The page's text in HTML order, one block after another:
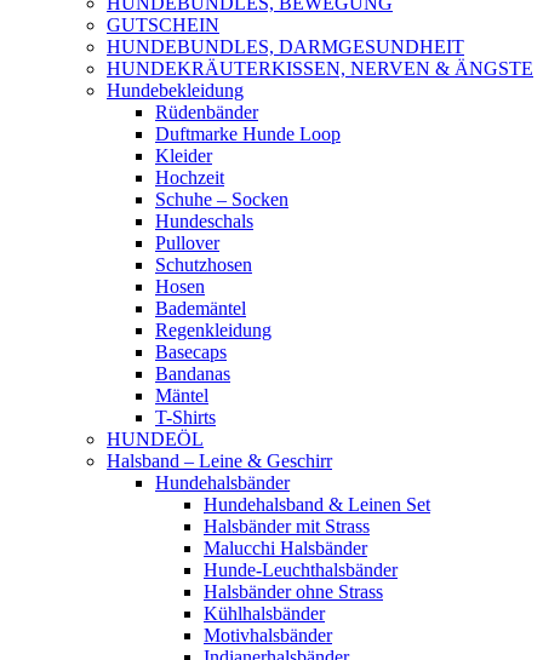
GUTSCHEIN
HUNDEBUNDLES, DARMGESUNDHEIT
HUNDEKRÄUTERKISSEN, NERVEN & ÄNGSTE
Hundebekleidung
Rüdenbänder
Duftmarke Hunde Loop
Kleider
Hochzeit
Schuhe – Socken
Hundeschals
Pullover
Schutzhosen
Hosen
Bademäntel
Regenkleidung
Basecaps
Bandanas
Mäntel
T-Shirts
HUNDEÖL
Halsband – Leine & Geschirr
Hundehalsbänder
Hundehalsband & Leinen Set
Halsbänder mit Strass
Malucchi Halsbänder
Hunde-Leuchthalsbänder
Halsbänder ohne Strass
Kühlhalsbänder
Motivhalsbänder